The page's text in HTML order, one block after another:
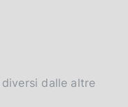
diversi dalle altre